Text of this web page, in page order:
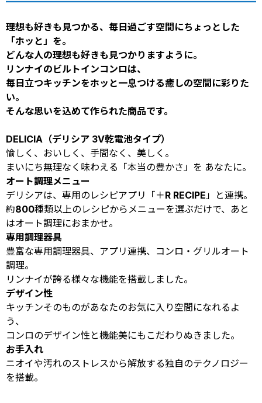
理想も好きも見つかる、毎日過ごす空間にちょっとした
「ホッと」を。
どんな人の理想も好きも見つかりますように。
リンナイのビルトインコンロは、
毎日立つキッチンをホッと一息つける癒しの空間に彩りた
い。
そんな思いを込めて作られた商品です。
DELICIA（デリシア 3V乾電池タイプ）
愉しく、おいしく、手間なく、美しく。
まいにち無理なく味わえる「本当の豊かさ」を あなたに。
オート調理メニュー
デリシアは、専用のレシピアプリ「＋R RECIPE」と連携。
約800種類以上のレシピからメニューを選ぶだけで、あと
はオート調理におまかせ。
専用調理器具
豊富な専用調理器具、アプリ連携、コンロ・グリルオート
調理。
リンナイが誇る様々な機能を搭載しました。
デザイン性
キッチンそのものがあなたのお気に入り空間になれるよ
う、
コンロのデザイン性と機能美にもこだわりぬきました。
お手入れ
ニオイや汚れのストレスから解放する独自のテクノロジー
を搭載。